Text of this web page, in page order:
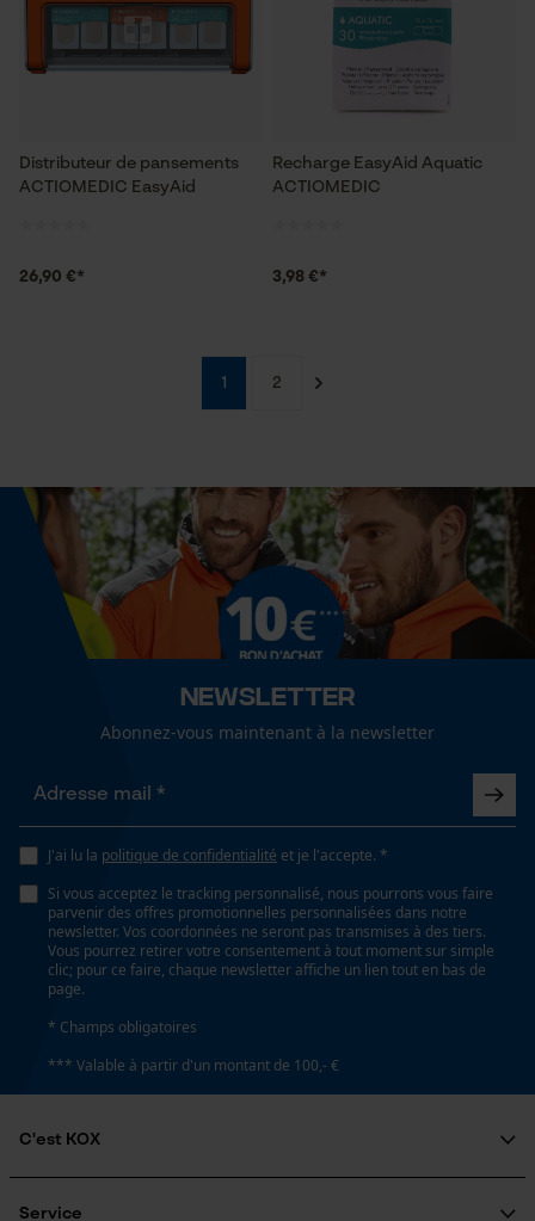
Distributeur de pansements
ACTIOMEDIC EasyAid
26,90 €*
Recharge EasyAid Aquatic
ACTIOMEDIC
3,98 €*
1 2
Newsletter
Abonnez-vous maintenant à la newsletter
J'ai lu la politique de confidentialité et je l'accepte. *
Si vous acceptez le tracking personnalisé, nous pourrons vous faire
parvenir des offres promotionnelles personnalisées dans notre
newsletter. Vos coordonnées ne seront pas transmises à des tiers.
Vous pourrez retirer votre consentement à tout moment sur simple
clic; pour ce faire, chaque newsletter affiche un lien tout en bas de
page.
* Champs obligatoires
*** Valable à partir d'un montant de 100,- €
C'est KOX
Engagement social
Service
Econda Tag Manager
Loop54 Personalization
Page d'accueil personnalisée
Panier sauvegardé
Salutation personnelle
Géo-IP et détection des
utilisateurs
Google Maps
Prise de contact par chat
Cookies marketing
Google Global Site Tag